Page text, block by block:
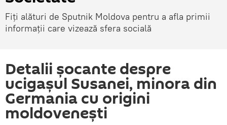
Fiți alături de Sputnik Moldova pentru a afla primii
informații care vizează sfera socială
Detalii șocante despre
ucigașul Susanei, minora din
Germania cu origini
moldovenești